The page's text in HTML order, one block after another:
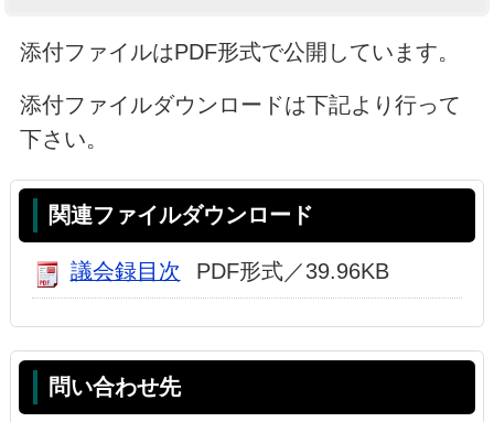
添付ファイルはPDF形式で公開しています。
添付ファイルダウンロードは下記より行って
下さい。
関連ファイルダウンロード
議会録目次 PDF形式／39.96KB
問い合わせ先